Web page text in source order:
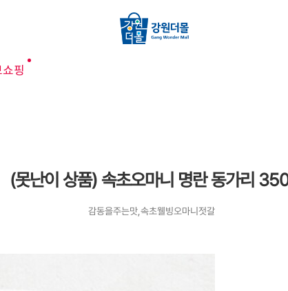
핑
(못난이 상품) 속초오마니 명란 동가리
감동을주는맛,속초웰빙오마니젓갈